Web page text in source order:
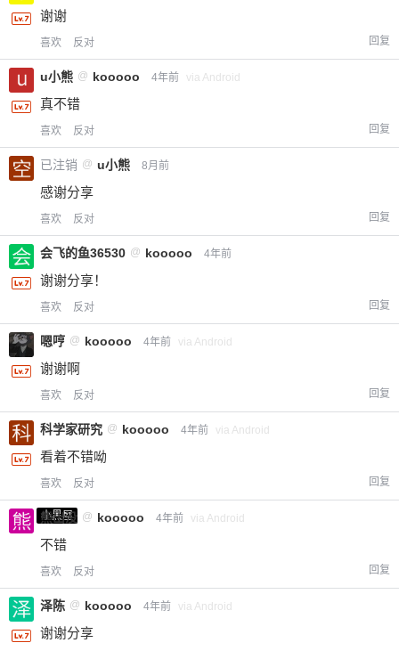
谢谢
喜欢 反对 回复
u小熊 @ kooooo 4年前 via Android
真不错
喜欢 反对 回复
已注销 @ u小熊 8月前
感谢分享
喜欢 反对 回复
会飞的鱼36530 @ kooooo 4年前
谢谢分享！
喜欢 反对 回复
嗯哼 @ kooooo 4年前 via Android
谢谢啊
喜欢 反对 回复
科学家研究 @ kooooo 4年前 via Android
看着不错呦
喜欢 反对 回复
小黑屋
熊出没 @ kooooo 4年前 via Android
不错
喜欢 反对 回复
泽陈 @ kooooo 4年前 via Android
谢谢分享